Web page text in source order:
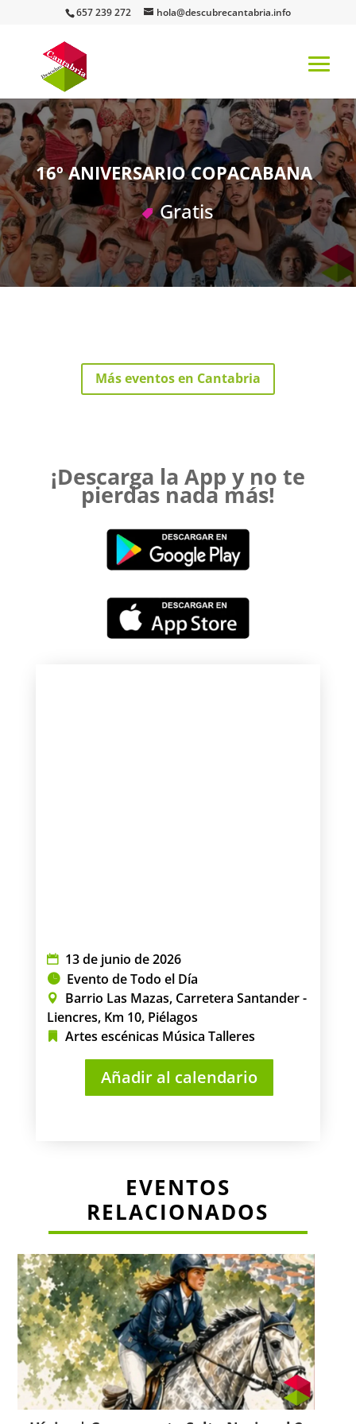
657 239 272 hola@descubrecantabria.info
16º ANIVERSARIO COPACABANA
Gratis
Más eventos en Cantabria
¡Descarga la App y no te
pierdas nada más!
13 de junio de 2026
Evento de Todo el Día
Barrio Las Mazas, Carretera Santander -
Liencres, Km 10, Piélagos
Artes escénicas Música Talleres
Añadir al calendario
EVENTOS
RELACIONADOS